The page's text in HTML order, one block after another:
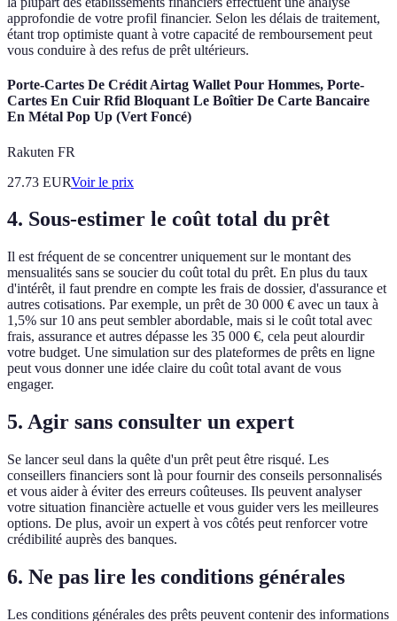
approfondie de votre profil financier. Selon les délais de traitement,
étant trop optimiste quant à votre capacité de remboursement peut
vous conduire à des refus de prêt ultérieurs.
Porte-Cartes De Crédit Airtag Wallet Pour Hommes, Porte-
Cartes En Cuir Rfid Bloquant Le Boîtier De Carte Bancaire
En Métal Pop Up (Vert Foncé)
Rakuten FR
27.73 EURVoir le prix
4. Sous-estimer le coût total du prêt
Il est fréquent de se concentrer uniquement sur le montant des
mensualités sans se soucier du coût total du prêt. En plus du taux
d'intérêt, il faut prendre en compte les frais de dossier, d'assurance et
autres cotisations. Par exemple, un prêt de 30 000 € avec un taux à
1,5% sur 10 ans peut sembler abordable, mais si le coût total avec
frais, assurance et autres dépasse les 35 000 €, cela peut alourdir
votre budget. Une simulation sur des plateformes de prêts en ligne
peut vous donner une idée claire du coût total avant de vous
engager.
5. Agir sans consulter un expert
Se lancer seul dans la quête d'un prêt peut être risqué. Les
conseillers financiers sont là pour fournir des conseils personnalisés
et vous aider à éviter des erreurs coûteuses. Ils peuvent analyser
votre situation financière actuelle et vous guider vers les meilleures
options. De plus, avoir un expert à vos côtés peut renforcer votre
crédibilité auprès des banques.
6. Ne pas lire les conditions générales
Les conditions générales des prêts peuvent contenir des informations